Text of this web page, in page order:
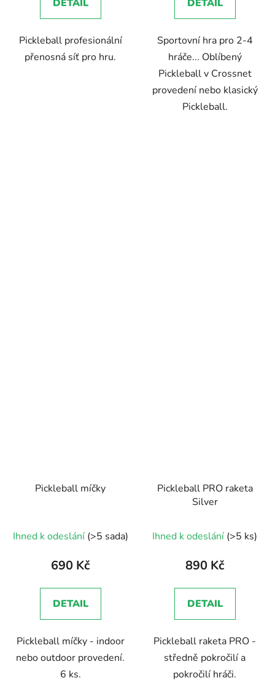
DETAIL
Pickleball profesionální
přenosná síť pro hru.
z
hvězdiček.
DETAIL
Sportovní hra pro 2-4
hráče... Oblíbený
Pickleball v Crossnet
provedení nebo klasický
Pickleball.
Pickleball míčky
Ihned k odeslání (>5 sada)
690 Kč
DETAIL
Pickleball míčky - indoor
nebo outdoor provedení.
6 ks.
Pickleball PRO raketa
Silver
Ihned k odeslání (>5 ks)
890 Kč
DETAIL
Pickleball raketa PRO -
středně pokročilí a
pokročilí hráči.